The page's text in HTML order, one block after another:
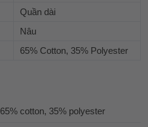
Quần dài
Nâu
65% Cotton, 35% Polyester
65% cotton, 35% polyester